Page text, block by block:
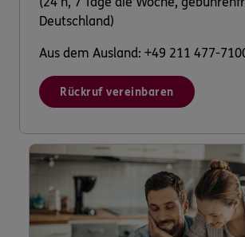
Deutschland)
Aus dem Ausland: +49 211 477-
Rückruf vereinbaren